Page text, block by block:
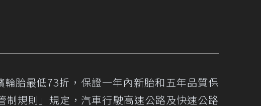
胎最低73折，保證一年內新胎和五年品質保
規則」規定，汽車行駛高速公路及快速公路